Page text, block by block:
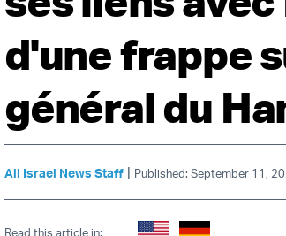
d'une frappe
général du
All Israel News Staff | Published: September 11,
Read this article in: